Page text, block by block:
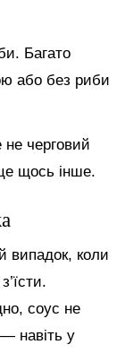
Багато
або без риби
черговий
щось інше.
випадок, коли
соус не
навіть у